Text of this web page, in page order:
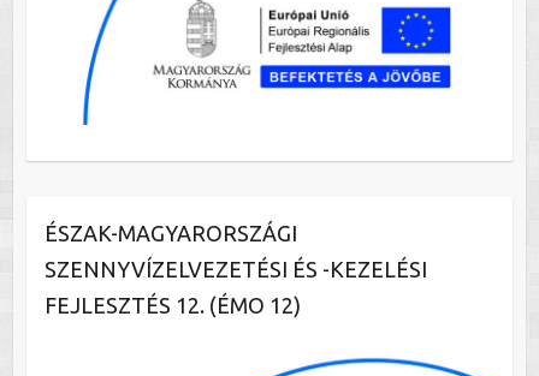
ÉSZAK-MAGYARORSZÁGI
SZENNYVÍZELVEZETÉSI ÉS -KEZELÉSI
FEJLESZTÉS 12. (ÉMO 12)